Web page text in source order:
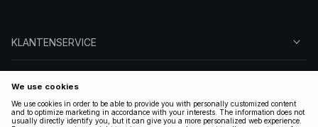
KLANTENSERVICE
VOLG ONS